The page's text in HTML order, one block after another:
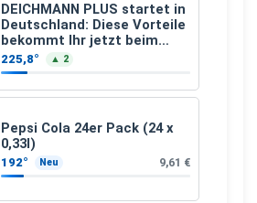
DEICHMANN PLUS startet in
Deutschland: Diese Vorteile
bekommt Ihr jetzt beim
Schuhkauf
225,8° ▲ 2
Pepsi Cola 24er Pack (24 x
0,33l)
192° Neu 9,61 €